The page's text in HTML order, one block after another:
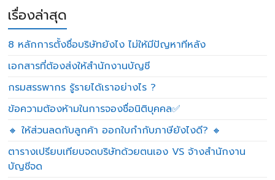
เรื่องล่าสุด
8 หลักการตั้งชื่อบริษัทยังไง ไม่ให้มีปัญหาทีหลัง
เอกสารที่ต้องส่งให้สำนักงานบัญชี
กรมสรรพากร รู้รายได้เราอย่างไร ?
ข้อความต้องห้ามในการจองชื่อนิติบุคคล✅
🔸 ให้ส่วนลดกับลูกค้า ออกใบกำกับภาษียังไงดี? 🔸
ตารางเปรียบเทียบจดบริษัทด้วยตนเอง VS จ้างสำนักงาน
บัญชีจด